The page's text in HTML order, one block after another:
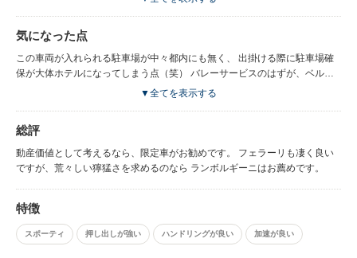
気になった点
この車両が入れられる駐車場が中々都内にも無く、 出掛ける際に駐車場確
保が大体ホテルになってしまう点（笑） バレーサービスのはずが、ベルボ
ーイさんも移動するに戸惑う位のオーラ（爆） 街中で写メされるので、サ
▼全てを表示する
総評
動産価値として考えるなら、限定車がお勧めです。 フェラーリも凄く良い
ですが、荒々しい獰猛さを求めるのなら ランボルギーニはお薦めです。
特徴
スポーティ 押し出しが強い ハンドリングが良い 加速が良い